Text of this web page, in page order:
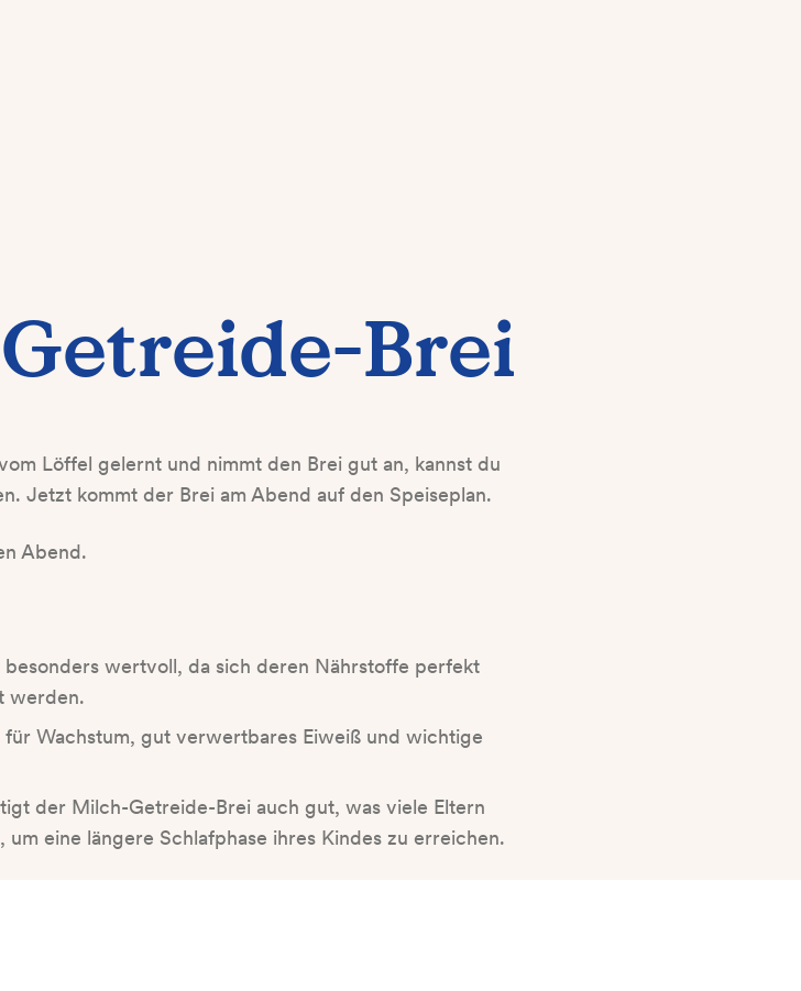
Brei
Löffel gelernt und nimmt den Brei gut an, kannst du
Jetzt kommt der Brei am Abend auf den Speiseplan.
Abend.
wertvoll, da sich deren Nährstoffe perfekt
werden.
Wachstum, gut verwertbares Eiweiß und wichtige
der Milch-Getreide-Brei auch gut, was viele Eltern
eine längere Schlafphase ihres Kindes zu erreichen.